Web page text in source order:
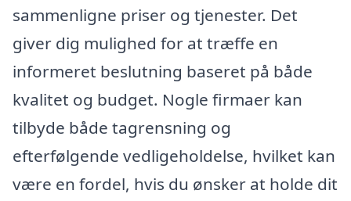
sammenligne priser og tjenester. Det
giver dig mulighed for at træffe en
informeret beslutning baseret på både
kvalitet og budget. Nogle firmaer kan
tilbyde både tagrensning og
efterfølgende vedligeholdelse, hvilket kan
være en fordel, hvis du ønsker at holde dit